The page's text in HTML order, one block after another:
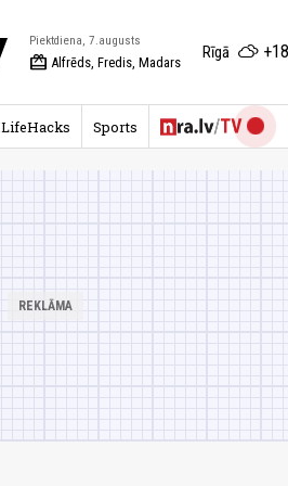
Piektdiena, 7.augusts
redeem Alfrēds, Fredis, Madars
Rīgā
LifeHacks Sports